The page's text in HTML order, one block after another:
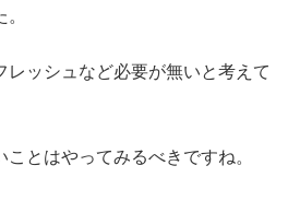
レッシュなど必要が無いと考えて
とはやってみるべきですね。